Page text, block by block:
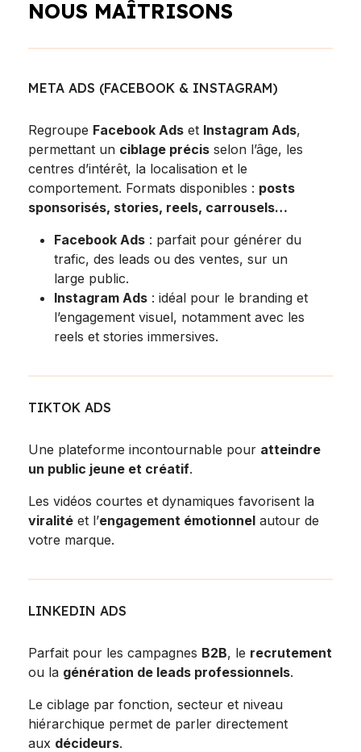
NOUS MAÎTRISONS
META ADS (FACEBOOK & INSTAGRAM)
Regroupe Facebook Ads et Instagram Ads,
permettant un ciblage précis selon l’âge, les
centres d’intérêt, la localisation et le
comportement. Formats disponibles : posts
sponsorisés, stories, reels, carrousels…
Facebook Ads : parfait pour générer du
trafic, des leads ou des ventes, sur un
large public.
Instagram Ads : idéal pour le branding et
l’engagement visuel, notamment avec les
reels et stories immersives.
TIKTOK ADS
Une plateforme incontournable pour atteindre
un public jeune et créatif.
Les vidéos courtes et dynamiques favorisent la
viralité et l’engagement émotionnel autour de
votre marque.
LINKEDIN ADS
Parfait pour les campagnes B2B, le recrutement
ou la génération de leads professionnels.
Le ciblage par fonction, secteur et niveau
hiérarchique permet de parler directement
aux décideurs.